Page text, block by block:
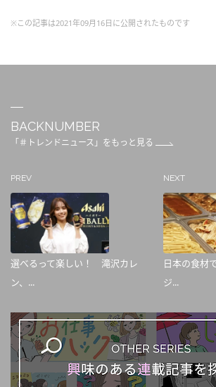
※この記事は2021年09月16日に公開されたものです
BACKNUMBER
「＃トレンドニュース」をもっと見る
PREV
選べるって楽しい！ 滝沢カレ
ン、...
NEXT
日本の食材
ジ...